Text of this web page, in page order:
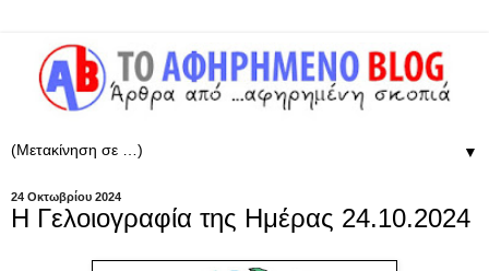
▼
24 Οκτωβρίου 2024
Η Γελοιογραφία της Ημέρας 24.10.2024